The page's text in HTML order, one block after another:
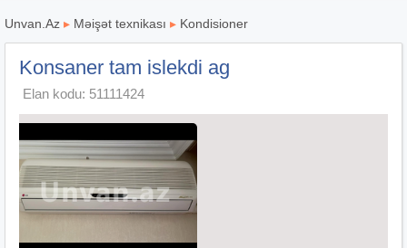
Unvan.Az ▸ Məişət texnikası ▸ Kondisioner
Konsaner tam islekdi ag
Elan kodu: 51111424